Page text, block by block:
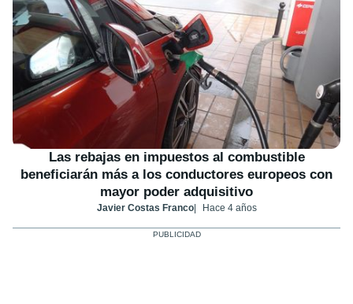
Las rebajas en impuestos al combustible
beneficiarán más a los conductores europeos con
mayor poder adquisitivo
Javier Costas Franco Hace 4 años